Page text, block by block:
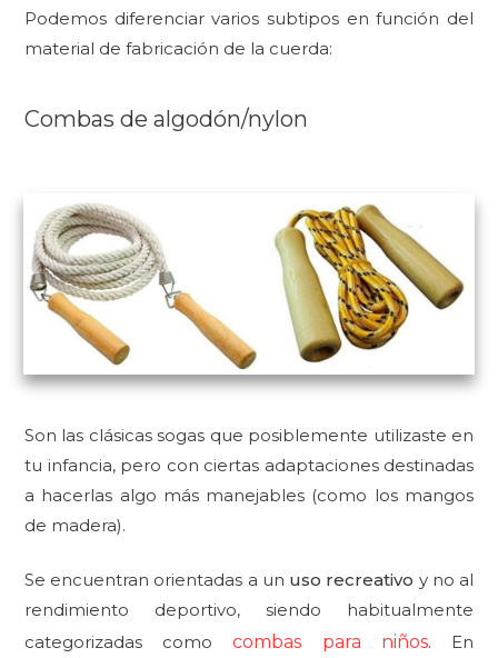
Podemos diferenciar varios subtipos en función del
material de fabricación de la cuerda:
Combas de algodón/nylon
Son las clásicas sogas que posiblemente utilizaste en
tu infancia, pero con ciertas adaptaciones destinadas
a hacerlas algo más manejables (como los mangos
de madera).
Se encuentran orientadas a un uso recreativo y no al
rendimiento deportivo, siendo habitualmente
categorizadas comocombas para niños. En